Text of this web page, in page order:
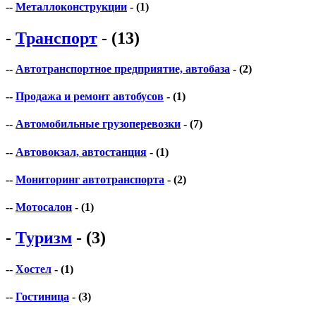
-- Металлоконструкции - (1)
- Транспорт - (13)
-- Автотранспортное предприятие, автобаза - (2)
-- Продажа и ремонт автобусов - (1)
-- Автомобильные грузоперевозки - (7)
-- Автовокзал, автостанция - (1)
-- Мониторинг автотранспорта - (2)
-- Мотосалон - (1)
- Туризм - (3)
-- Хостел - (1)
-- Гостиница - (3)